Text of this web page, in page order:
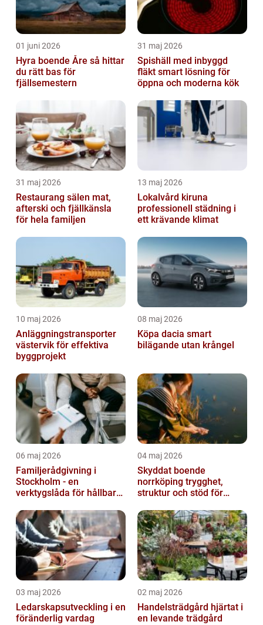
01 juni 2026
Hyra boende Åre så hittar
du rätt bas för
fjällsemestern
31 maj 2026
Spishäll med inbyggd
fläkt smart lösning för
öppna och moderna kök
31 maj 2026
Restaurang sälen mat,
afterski och fjällkänsla
för hela familjen
13 maj 2026
Lokalvård kiruna
professionell städning i
ett krävande klimat
10 maj 2026
Anläggningstransporter
västervik för effektiva
byggprojekt
08 maj 2026
Köpa dacia smart
bilägande utan krångel
06 maj 2026
Familjerådgivning i
Stockholm - en
verktygslåda för hållbara
04 maj 2026
Skyddat boende
norrköping trygghet,
struktur och stöd för
situationer
03 maj 2026
Ledarskapsutveckling i en
föränderlig vardag
02 maj 2026
Handelsträdgård hjärtat i
en levande trädgård